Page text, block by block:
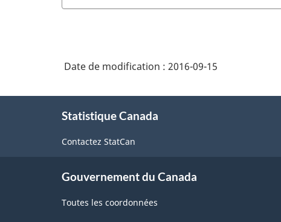
Date de modification : 2016-09-15
Statistique Canada
Contactez StatCan
Gouvernement du Canada
Toutes les coordonnées